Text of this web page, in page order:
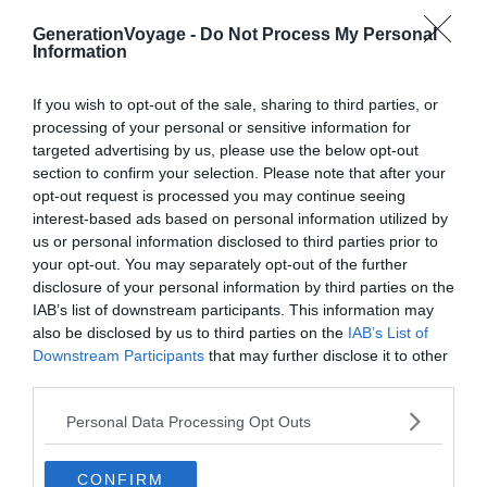
GenerationVoyage - Do Not Process My Personal
Information
If you wish to opt-out of the sale, sharing to third parties, or
processing of your personal or sensitive information for
targeted advertising by us, please use the below opt-out
section to confirm your selection. Please note that after your
opt-out request is processed you may continue seeing
interest-based ads based on personal information utilized by
us or personal information disclosed to third parties prior to
your opt-out. You may separately opt-out of the further
disclosure of your personal information by third parties on the
IAB’s list of downstream participants. This information may
also be disclosed by us to third parties on the IAB’s List of
Downstream Participants that may further disclose it to other
Personal Data Processing Opt Outs
CONFIRM
Mestari
Un hôtel multi-services ultra moderne